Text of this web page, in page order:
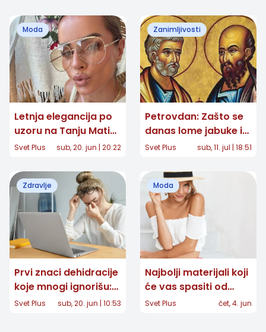
Moda
Letnja elegancija po
uzoru na Tanju Matić:
Minimalizam koji
mode
Svet Plus sub, 20. jun | 20:22
Zanimljivosti
Petrovdan: Zašto se
danas lome jabuke i
šta nam proriče cvet
Svet Plus sub, 11. jul | 18:51
Zdravlje
Prvi znaci dehidracije
koje mnogi ignorišu:
Umor, glavobolja i
Svet Plus sub, 20. jun | 10:53
Moda
Najbolji materijali koji
će vas spasiti od
vrućine ovog leta
Svet Plus čet, 4. jun